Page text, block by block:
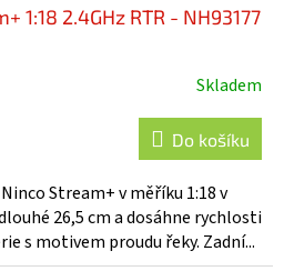
1:18 2.4GHz RTR - NH93177
Skladem
Do košíku
Stream+ v měříku 1:18 v
26,5 cm a dosáhne rychlosti
s motivem proudu řeky. Zadní...